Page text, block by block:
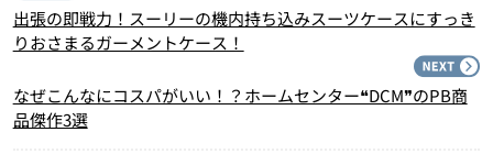
出張の即戦力！スーリーの機内持ち込みスーツケースにすっき
りおさまるガーメントケース！
なぜこんなにコスパがいい！？ホームセンター❝DCM❞のPB商
品傑作3選